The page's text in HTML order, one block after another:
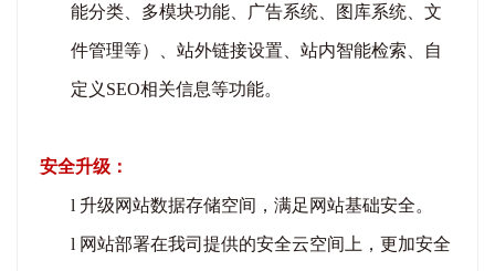
能分类、多模块功能、广告系统、图库系统、文
件管理等）、站外链接设置、站内智能检索、自
定义SEO相关信息等功能。
安全升级：
l 升级网站数据存储空间， 满足网站基础安全。
l 网站部署在我司提供的安全云空间上，更加安全